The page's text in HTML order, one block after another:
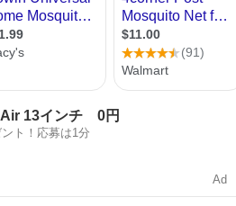
13インチ 0円
ト！応募は1分
Ad